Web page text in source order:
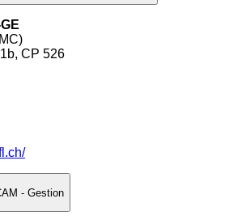
CP 526
- Gestion